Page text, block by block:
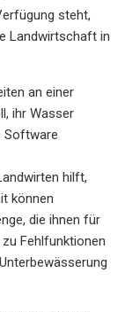
steht,
Landwirtschaft in
an einer
ihr Wasser
Software
hilft,
können
die ihnen für
Fehlfunktionen